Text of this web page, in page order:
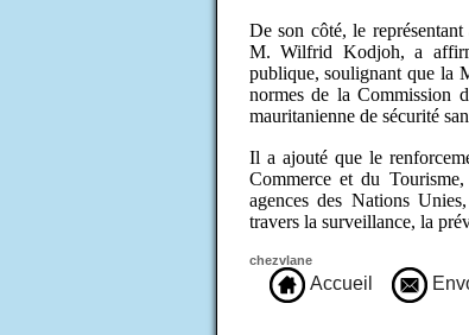
De son côté, le
M. Wilfrid Kodjoh, a
publique, soulignant que la
normes de la Commission
mauritanienne de sécurité
Il a ajouté que le
Commerce et du
agences des Nations
travers la surveillance, la
chezvlane
Accueil